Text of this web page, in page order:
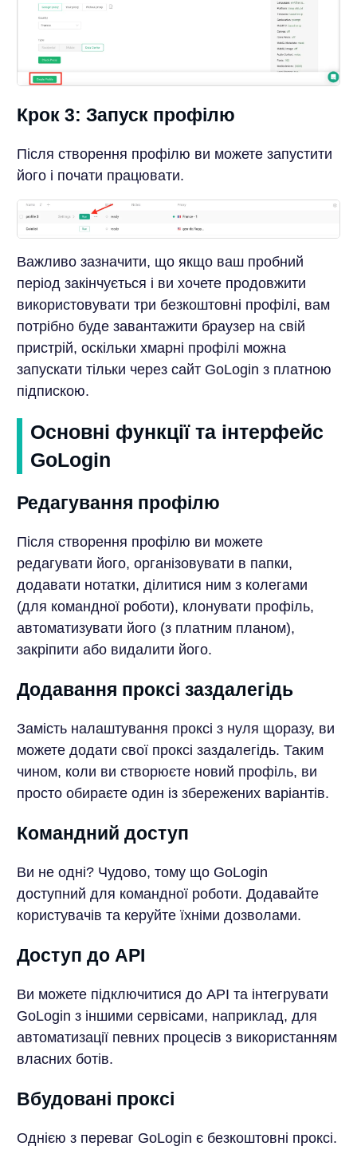
Крок 3: Запуск профілю
Після створення профілю ви можете запустити
його і почати працювати.
Важливо зазначити, що якщо ваш пробний
період закінчується і ви хочете продовжити
використовувати три безкоштовні профілі, вам
потрібно буде завантажити браузер на свій
пристрій, оскільки хмарні профілі можна
запускати тільки через сайт GoLogin з платною
підпискою.
Основні функції та інтерфейс
GoLogin
Редагування профілю
Після створення профілю ви можете
редагувати його, організовувати в папки,
додавати нотатки, ділитися ним з колегами
(для командної роботи), клонувати профіль,
автоматизувати його (з платним планом),
закріпити або видалити його.
Додавання проксі заздалегідь
Замість налаштування проксі з нуля щоразу, ви
можете додати свої проксі заздалегідь. Таким
чином, коли ви створюєте новий профіль, ви
просто обираєте один із збережених варіантів.
Командний доступ
Ви не одні? Чудово, тому що GoLogin
доступний для командної роботи. Додавайте
користувачів та керуйте їхніми дозволами.
Доступ до API
Ви можете підключитися до API та інтегрувати
GoLogin з іншими сервісами, наприклад, для
автоматизації певних процесів з використанням
власних ботів.
Вбудовані проксі
Однією з переваг GoLogin є безкоштовні проксі.